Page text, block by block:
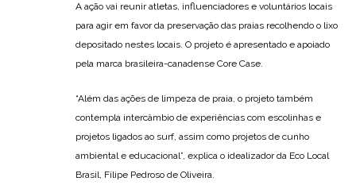
A ação vai reunir atletas, influenciadores e voluntários locais
para agir em favor da preservação das praias recolhendo o lixo
depositado nestes locais. O projeto é apresentado e apoiado
pela marca brasileira-canadense Core Case.
“Além das ações de limpeza de praia, o projeto também
contempla intercâmbio de experiências com escolinhas e
projetos ligados ao surf, assim como projetos de cunho
ambiental e educacional”, explica o idealizador da Eco Local
Brasil, Filipe Pedroso de Oliveira.